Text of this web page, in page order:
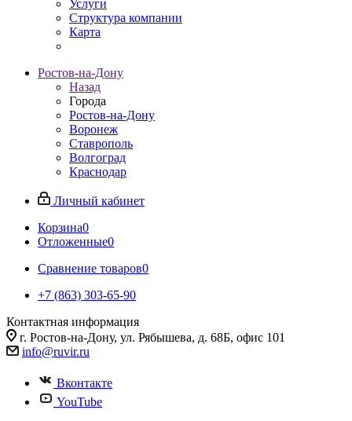
Услуги
Структура компании
Карта
Ростов-на-Дону
Назад
Города
Ростов-на-Дону
Воронеж
Ставрополь
Волгоград
Краснодар
Личный кабинет
Корзина0
Отложенные0
Сравнение товаров0
+7 (863) 303-65-90
Контактная информация
г. Ростов-на-Дону, ул. Рябышева, д. 68Б, офис 101
info@ruvir.ru
Вконтакте
YouTube